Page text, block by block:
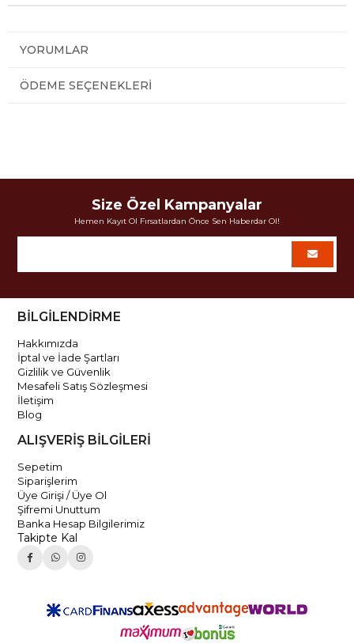
YORUMLAR
ÖDEME SEÇENEKLERI
Size Özel Kampanyalar
Hemen Kayıt Ol Fırsatlardan Önce Sen Haberdar Ol!
BİLGİLENDİRME
Hakkımızda
İptal ve İade Şartları
Gizlilik ve Güvenlik
Mesafeli Satış Sözleşmesi
İletişim
Blog
ALIŞVERİŞ BİLGİLERİ
Sepetim
Siparişlerim
Üye Girişi / Üye Ol
Şifremi Unuttum
Banka Hesap Bilgilerimiz
Takipte Kal